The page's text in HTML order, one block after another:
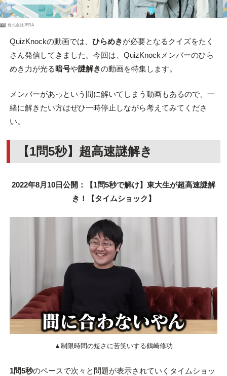
PR 株式会社JERA
QuizKnockの動画では、 ひらめきが必要となるクイズをたく
さん発信してきました。今回は、QuizKnockメンバーのひら
めき力が光る暗号や謎解きの動画を特集します。
メンバーがあっという間に解いてしまう動画もあるので、一
緒に解きたい方はぜひ一時停止しながら考えてみてくださ
い。
【1問5秒】超高速謎解き
2022年8月10日公開：【1問5秒で解け】東大生が超高速謎解
き！【タイムショック】
▲制限時間の短さに苦笑いする鶴崎修功
1問5秒のペースで次々と問題が表示されていくタイムショッ